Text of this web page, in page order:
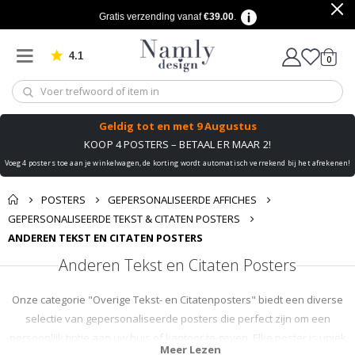
Gratis verzending vanaf€39.00.
4.1 Gebaseerd op 1032 beoordelingen 0
Geldig tot en met 9 Augustus
KOOP 4 POSTERS – BETAAL ER MAAR 2!
Voeg 4 posters toe aan je winkelwagen, de korting wordt automatisch verrekend bij het afrekenen!
POSTERS
GEPERSONALISEERDE AFFICHES
GEPERSONALISEERDE TEKST & CITATEN POSTERS
ANDEREN TEKST EN CITATEN POSTERS
Anderen Tekst en Citaten Posters
Onze categorie "Overige Tekst- en Citatenposters" biedt een diverse
selectie van gepersonaliseerde posters die perfect zijn om een
persoonlijk tintje aan uw huis of kantoor te geven. Elke poster is uniek
Meer Lezen